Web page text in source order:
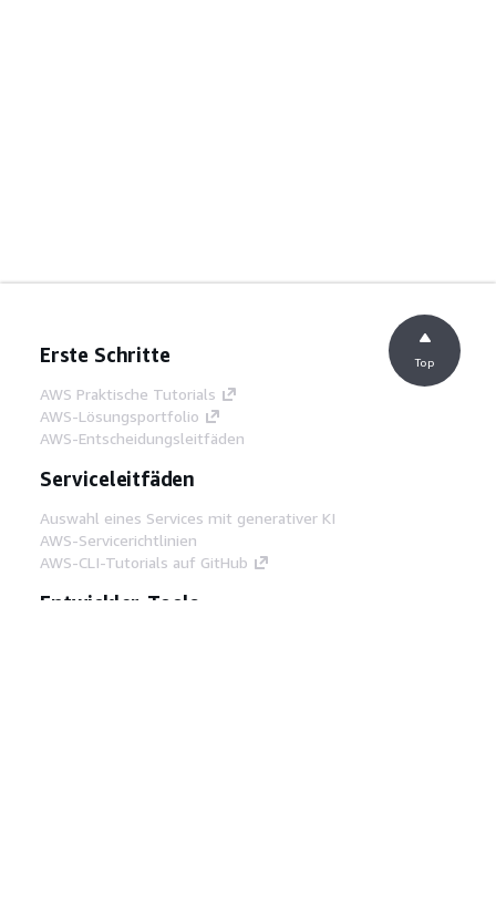
Erste Schritte
AWS Praktische Tutorials
AWS-Lösungsportfolio
AWS-Entscheidungsleitfäden
Serviceleitfäden
Auswahl eines Services mit generativer KI
AWS-Servicerichtlinien
AWS-CLI-Tutorials auf GitHub
Entwickler-Tools
Top